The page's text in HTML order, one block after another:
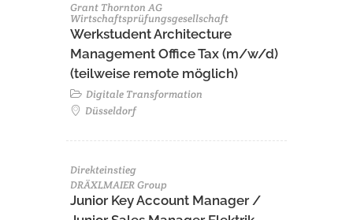
Grant Thornton AG
Wirtschaftsprüfungsgesellschaft
Werkstudent Architecture
Management Office Tax (m/w/d)
(teilweise remote möglich)
Digitale Transformation
Düsseldorf
Direkteinstieg
DRÄXLMAIER Group
Junior Key Account Manager /